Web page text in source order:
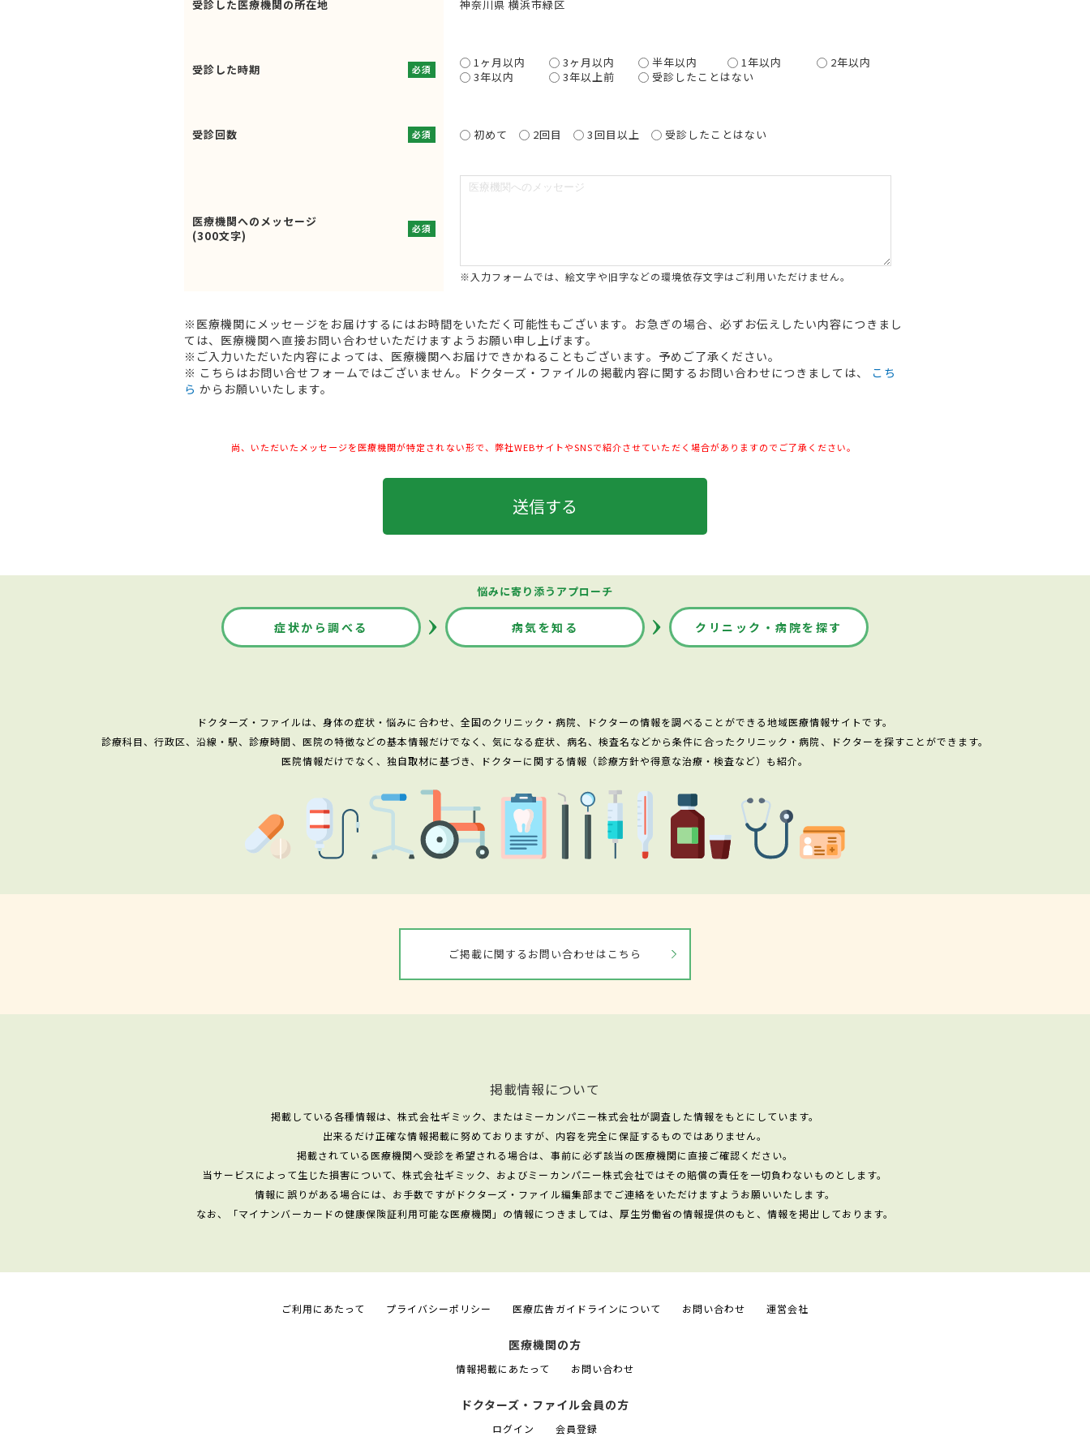
受診した医療機関の所在地 神奈川県 横浜市緑区
受診した時期 必須 1ヶ月以内 3ヶ月以内 半年以内 1年以内
2年以内
3年以内
3年以上前 受診したことはない
受診回数 必須 初めて 2回目 3回目以上 受診したことはない
医療機関へのメッセージ
(300文字)
必須
※入力フォームでは、絵文字や旧字などの環境依存文字はご利用いただけません。
※医療機関にメッセージをお届けするにはお時間をいただく可能性もございます。お急ぎの場合、必ずお伝えしたい内容につきまし
ては、医療機関へ直接お問い合わせいただけますようお願い申し上げます。
※ご入力いただいた内容によっては、医療機関へお届けできかねることもございます。予めご了承ください。
※ こちらはお問い合せフォームではございません。ドクターズ・ファイルの掲載内容に関するお問い合わせにつきましては、 こち
ら からお願いいたします。
尚、いただいたメッセージを医療機関が特定されない形で、弊社WEBサイトやSNSで紹介させていただく場合がありますのでご了承ください。
悩みに寄り添うアプローチ
症状から調べる 病気を知る クリニック・病院を探す
ドクターズ・ファイルは、身体の症状・悩みに合わせ、全国のクリニック・病院、ドクターの情報を調べることができる地域医療情報サイトです。
診療科目、行政区、沿線・駅、診療時間、医院の特徴などの基本情報だけでなく、気になる症状、病名、検査名などから条件に合ったクリニック・病院、ドクターを探すことができます。
医院情報だけでなく、独自取材に基づき、ドクターに関する情報（診療方針や得意な治療・検査など）も紹介。
ご掲載に関するお問い合わせはこちら
掲載情報について
掲載している各種情報は、株式会社ギミック、またはミーカンパニー株式会社が調査した情報をもとにしています。
出来るだけ正確な情報掲載に努めておりますが、内容を完全に保証するものではありません。
掲載されている医療機関へ受診を希望される場合は、事前に必ず該当の医療機関に直接ご確認ください。
当サービスによって生じた損害について、株式会社ギミック、およびミーカンパニー株式会社ではその賠償の責任を一切負わないものとします。
情報に誤りがある場合には、お手数ですがドクターズ・ファイル編集部までご連絡をいただけますようお願いいたします。
なお、「マイナンバーカードの健康保険証利用可能な医療機関」の情報につきましては、厚生労働省の情報提供のもと、情報を掲出しております。
ご利用にあたって プライバシーポリシー 医療広告ガイドラインについて お問い合わせ 運営会社
医療機関の方
情報掲載にあたって お問い合わせ
ドクターズ・ファイル会員の方
ログイン 会員登録